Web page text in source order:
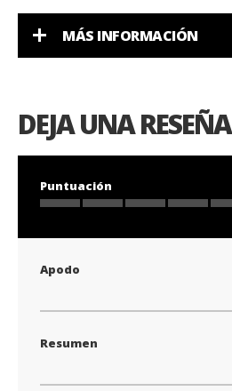
MÁS INFORMACIÓN
DEJA UNA RESEÑA
Puntuación
star
stars
stars
stars
stars
Apodo
Resumen